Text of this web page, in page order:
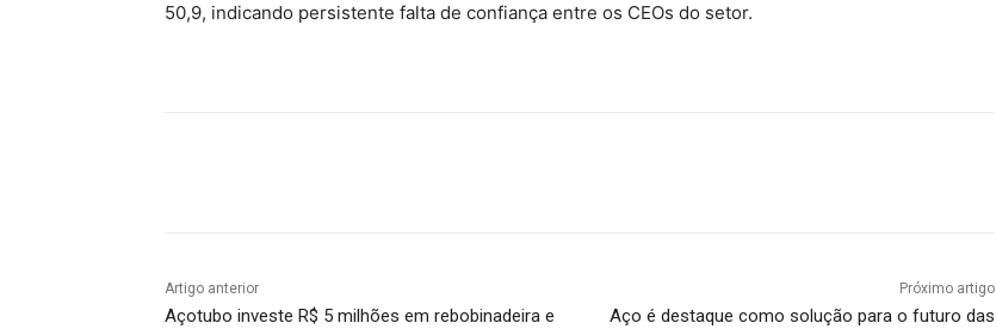
50,9, indicando persistente falta de confiança entre os CEOs do setor.
Artigo anterior
Açotubo investe R$ 5 milhões em rebobinadeira e
Próximo artigo
Aço é destaque como solução para o futuro das